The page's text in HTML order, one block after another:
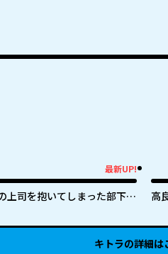
最新UP!
上司を抱いてしまった部下の
高
キトラの詳細は